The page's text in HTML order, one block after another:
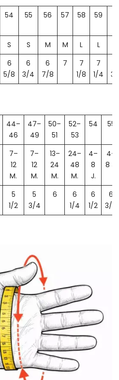
54 55 56 57 58 59
S S M M L L
6
5/8
6
3/4
6
7/8
7
7
1/8
7
1/4
44–
46
47–
49
50–
51
52–
53
54 55
7–
12
M.
7–
12
M.
13–
24
M.
24–
48
M.
4–
8
J.
4–
8 J.
5
1/2
5
3/4
6
6
1/4
6
1/2
6
3/4